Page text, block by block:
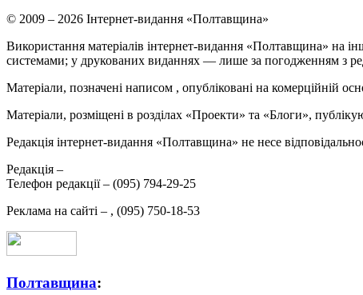
© 2009 – 2026 Інтернет-видання «Полтавщина»
Використання матеріалів інтернет-видання «Полтавщина» на
системами; у друкованих виданнях — лише за погодженням з
Матеріали, позначені написом , опубліковані на комерційній
Матеріали, розміщені в розділах «Проекти» та «Блоги»,
Редакція інтернет-видання «Полтавщина» не несе
Редакція –
Телефон редакції – (095) 794-29-25
Реклама на сайті – , (095) 750-18-53
Полтавщина: